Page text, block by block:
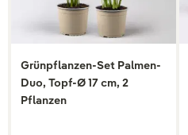
Grünpflanzen-Set Palmen-
Duo, Topf-Ø 17 cm, 2
Pflanzen